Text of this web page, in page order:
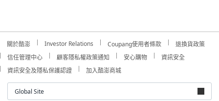
關於酷澎 Investor Relations Coupang使用者條款
退換貨政策
信任管理中心
顧客隱私權政策通知 安心購物
資訊安全
資訊安全及隱私保護認證
加入酷澎商城
Global Site